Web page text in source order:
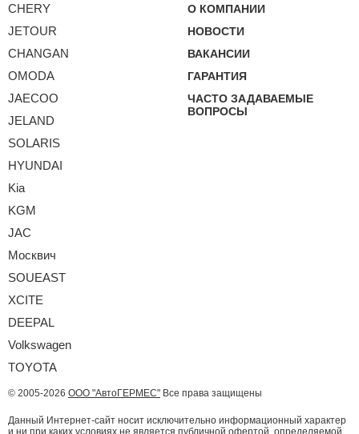
CHERY
JETOUR
CHANGAN
OMODA
JAECOO
JELAND
SOLARIS
HYUNDAI
Kia
KGM
JAC
Москвич
SOUEAST
XCITE
DEEPAL
Volkswagen
TOYOTA
О КОМПАНИИ
НОВОСТИ
ВАКАНСИИ
ГАРАНТИЯ
ЧАСТО ЗАДАВАЕМЫЕ
ВОПРОСЫ
© 2005-2026 ООО "АвтоГЕРМЕС" Все права защищены
Данный Интернет-сайт носит исключительно информационный характер
и ни при каких условиях не является публичной офертой, определяемой